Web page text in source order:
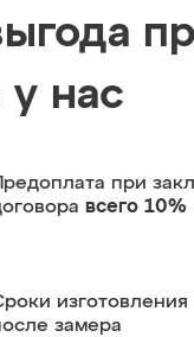
у нас
при
всего 10%
изготовления
замера